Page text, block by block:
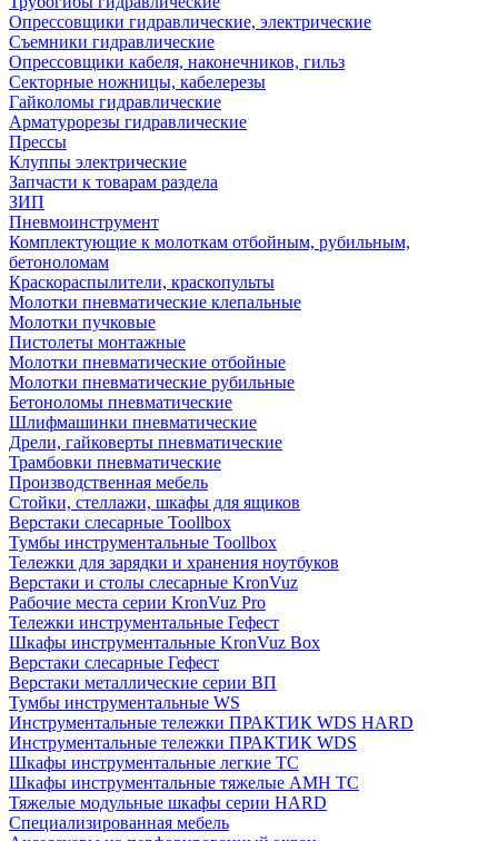
Опрессовщики гидравлические, электрические
Съемники гидравлические
Опрессовщики кабеля, наконечников, гильз
Секторные ножницы, кабелерезы
Гайколомы гидравлические
Арматурорезы гидравлические
Прессы
Клуппы электрические
Запчасти к товарам раздела
ЗИП
Пневмоинструмент
Комплектующие к молоткам отбойным, рубильным,
бетоноломам
Краскораспылители, краскопульты
Молотки пневматические клепальные
Молотки пучковые
Пистолеты монтажные
Молотки пневматические отбойные
Молотки пневматические рубильные
Бетоноломы пневматические
Шлифмашинки пневматические
Дрели, гайковерты пневматические
Трамбовки пневматические
Производственная мебель
Стойки, стеллажи, шкафы для ящиков
Верстаки слесарные Toollbox
Тумбы инструментальные Toollbox
Тележки для зарядки и хранения ноутбуков
Верстаки и столы слесарные KronVuz
Рабочие места серии KronVuz Pro
Тележки инструментальные Гефест
Шкафы инструментальные KronVuz Box
Верстаки слесарные Гефест
Верстаки металлические серии ВП
Тумбы инструментальные WS
Инструментальные тележки ПРАКТИК WDS HARD
Инструментальные тележки ПРАКТИК WDS
Шкафы инструментальные легкие ТС
Шкафы инструментальные тяжелые AMH TC
Тяжелые модульные шкафы серии HARD
Cпециализированная мебель